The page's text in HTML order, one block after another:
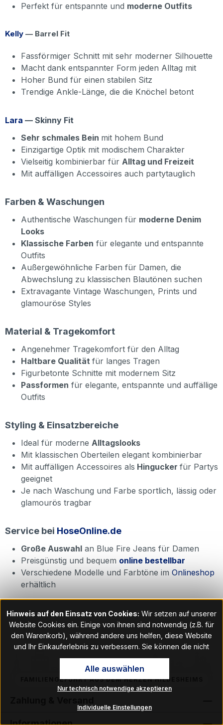
Perfekt für entspannte und moderne Outfits
Kelly — Barrel Fit
Fassförmiger Schnitt mit sehr moderner Silhouette
Macht dank entspannter Form jeden Alltag mit
Hoher Bund für einen stabilen Sitz
Trendige Ankle-Länge, die die Knöchel betont
Lara — Skinny Fit
Sehr schmales Bein mit hohem Bund
Einzigartige Optik mit modischem Charakter
Vielseitig kombinierbar für Alltag und Freizeit
Mit auffälligen Accessoires auch partytauglich
Farben & Waschungen
Authentische Waschungen für moderne Denim
Looks
Klassische Farben für elegante und entspannte
Outfits
Außergewöhnliche Farben für Damen, die
Abwechslung zu klassischen Blautönen suchen
Extravagante Vintage Waschungen, Prints und
glamouröse Styles
Material & Tragekomfort
Angenehmer Tragekomfort für den Alltag
Haltbare Qualität für langes Tragen
Figurbetonte Schnitte mit modernem Sitz
Passformen für elegante, entspannte und auffällige
Outfits
Styling & Einsatzbereiche
Ideal für moderne Alltagslooks
Mit klassischen Oberteilen elegant kombinierbar
Mit auffälligen Accessoires als Hingucker für Partys
geeignet
Je nach Waschung und Farbe sportlich, lässig oder
glamourös tragbar
Service bei HoseOnline.de
Große Auswahl an Blue Fire Jeans für Damen
Preisgünstig und bequem online bestellbar
Verschiedene Modelle und Farbtöne im Onlineshop
erhältlich
FAMILIENGEFÜHRT AUS DEM HERZEN HILDESHEIMS
Hinweis auf den Einsatz von Cookies: Wir setzen auf unserer
Website Cookies ein. Einige von ihnen sind notwendig (z.B. für
den Warenkorb), während andere uns helfen, diese Website
und Ihr Einkauferlebnis zu verbessern. Sie können die nicht
notwendigen Cookies mit Klick auf „OK“ akzeptieren oder per
Klick auf "Nur technisch notwendige akzeptieren" ablehnen. Den
Zugang zu den Cookie-Einstellungen finden Sie im Fußbereich
unserer Website im Menüpunkt „Informationen“. Dort können Sie
Hinweis auf Verarbeitung Ihrer auf dieser Webseite erhobenen
Nur technisch notwendige akzeptieren
Individuelle Einstellungen
Alle auswählen